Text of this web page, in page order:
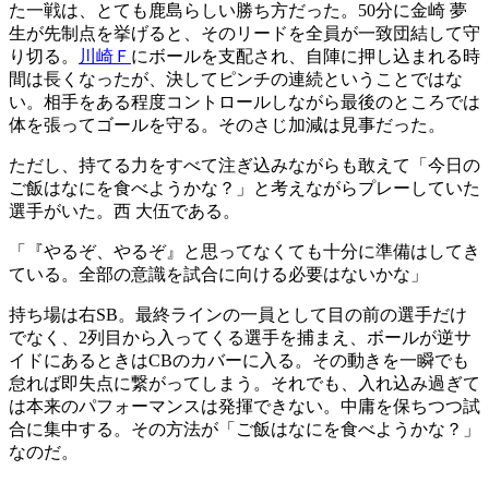
た一戦は、とても鹿島らしい勝ち方だった。50分に金崎 夢
生が先制点を挙げると、そのリードを全員が一致団結して守
り切る。
川崎Ｆ にボールを支配され、自陣に押し込まれる時
間は長くなったが、決してピンチの連続ということではな
い。相手をある程度コントロールしながら最後のところでは
体を張ってゴールを守る。そのさじ加減は見事だった。
ただし、持てる力をすべて注ぎ込みながらも敢えて「今日の
ご飯はなにを食べようかな？」と考えながらプレーしていた
選手がいた。西 大伍である。
「『やるぞ、やるぞ』と思ってなくても十分に準備はしてき
ている。全部の意識を試合に向ける必要はないかな」
持ち場は右SB。最終ラインの一員として目の前の選手だけ
でなく、2列目から入ってくる選手を捕まえ、ボールが逆サ
イドにあるときはCBのカバーに入る。その動きを一瞬でも
怠れば即失点に繋がってしまう。それでも、入れ込み過ぎて
は本来のパフォーマンスは発揮できない。中庸を保ちつつ試
合に集中する。その方法が「ご飯はなにを食べようかな？」
なのだ。